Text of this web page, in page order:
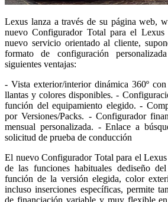
Lexus lanza a través de su página web,
nuevo Configurador Total para el
nuevo servicio orientado al cliente,
formato de configuración
siguientes ventajas:
- Vista exterior/interior dinámica 360º con
llantas y colores disponibles. -
función del equipamiento elegido. -
por Versiones/Packs. - Configurador
mensual personalizada. - Enlace a
solicitud de prueba de conducción
El nuevo Configurador Total para el
de las funciones habituales dediseño
función de la versión elegida, color
incluso inserciones específicas, permite